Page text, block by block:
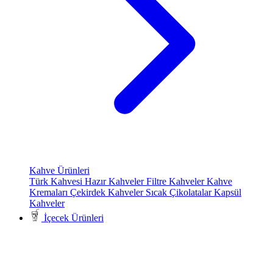
Kahve Ürünleri
Türk Kahvesi Hazır KahvelerFiltre KahvelerKahve
Kremaları Çekirdek Kahveler Sıcak ÇikolatalarKapsül
Kahveler
İçecek Ürünleri